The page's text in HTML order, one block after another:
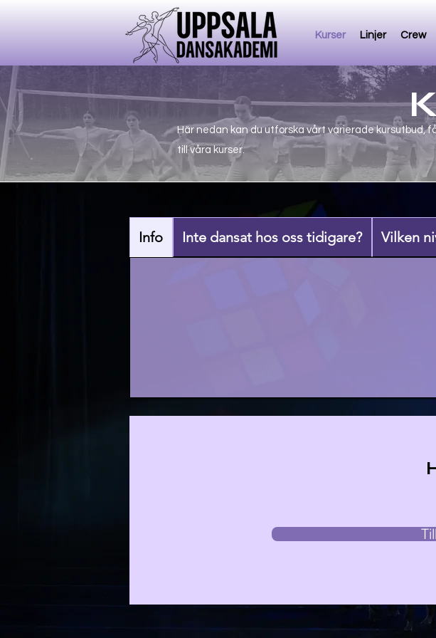
Kurser Linjer Crew
Här nedan kan du utforska vårt varierade kursutbud,
till våra kurser.
Info Inte dansat hos oss tidigare? Vilken